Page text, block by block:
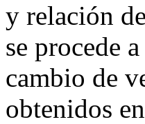
y relación
se procede
cambio de
obtenidos